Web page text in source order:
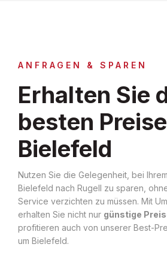
ANFRAGEN & SPAREN
Erhalten Sie
besten
Bielefeld
Nutzen Sie die Gelegenheit, bei
Bielefeld nach Rugell zu sparen,
Service verzichten zu müssen. Mit
erhalten Sie nicht nur günstige
profitieren auch von unserer Best-
um Bielefeld.